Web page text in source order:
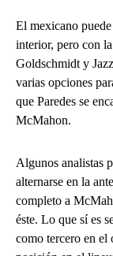
El mexicano
interior, pero con
Goldschmidt y
varias opciones
que Paredes se
McMahon.
Algunos analistas
alternarse en la
completo a
éste. Lo que sí es
como tercero en el